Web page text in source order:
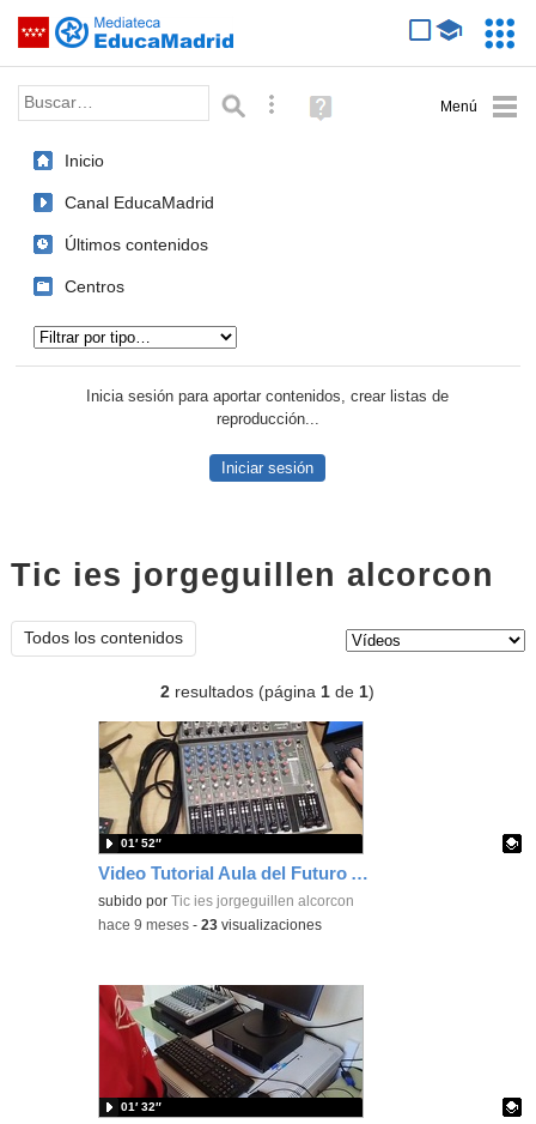
Saltar navegación
Palabra o frase: Búsqueda avanzada
Ayuda
(en
Inicio
Canal EducaMadrid
Últimos contenidos
Centros
Inicia sesión para aportar contenidos, crear listas de
reproducción...
Iniciar sesión
Tic ies jorgeguillen alcorcon
Todos los contenidos
2 resultados (página1 de1)
Video Tutorial Aula del Futuro Audacity
Contenido educativo.
subido porTic ies jorgeguillen alcorcon
01′ 52″
-hace 9 meses -23 visualizaciones
01′ 32″